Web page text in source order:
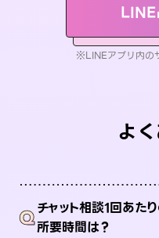
LINE
※LINEアプリ内の
よ
Qチャット相談1回あた
所要時間は？